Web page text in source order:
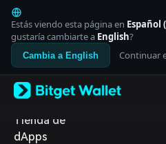
English
日本語
Tiếng Việt
Русский
Español (Latinoamérica)
Italiano
Deutsch
简体中文
Estás viendo esta página en Español
gustaría cambiarte a English?
Cambia a English Continuar
Tienda de
dApps